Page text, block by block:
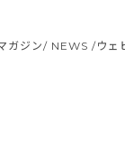
ガジン/ NEWS /ウェ